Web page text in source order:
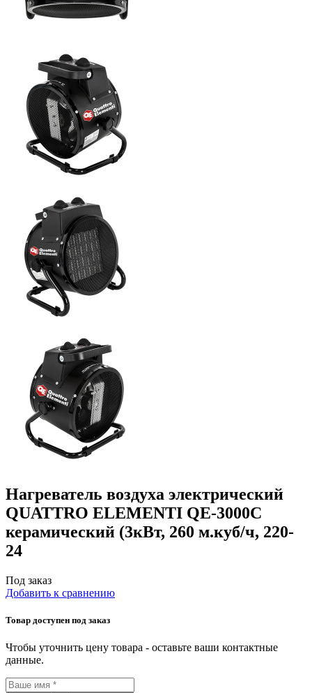
Нагреватель воздуха электрический
QUATTRO ELEMENTI QE-3000C
керамический (3кВт, 260 м.куб/ч, 220-
24
Под заказ
Добавить к сравнению
Товар доступен под заказ
Чтобы уточнить цену товара - оставьте ваши контактные
данные.